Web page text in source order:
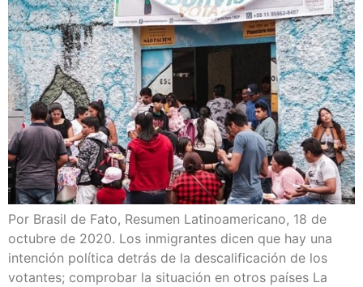
Por Bra­sil de Fato, Resu­men Lati­no­ame­ri­cano, 18 de
octu­bre de 2020. Los inmi­gran­tes dicen que hay una
inten­ción polí­ti­ca detrás de la des­ca­li­fi­ca­ción de los
votan­tes; com­pro­bar la situa­ción en otros paí­ses La